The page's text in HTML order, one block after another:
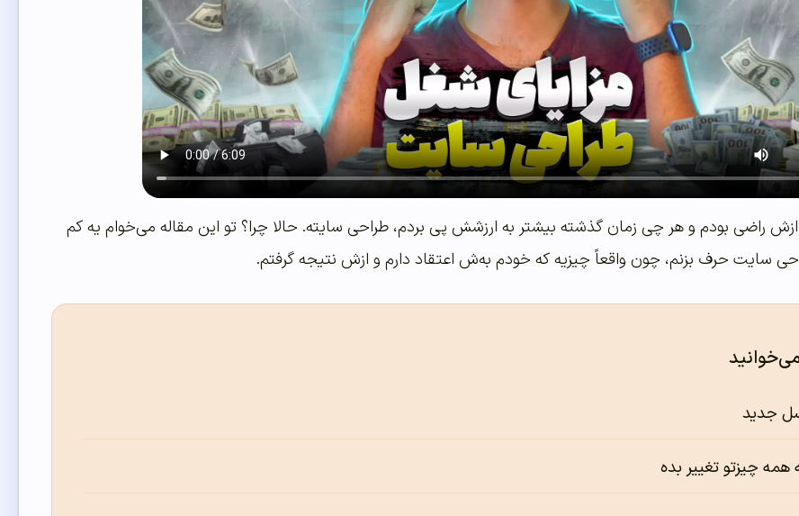
راضی بودم و هر چی زمان گذشته بیشتر به ارزشش پی بردم، طراحی سایته. حالا چرا؟ تو این مقاله می‌خوام یه کم
سایت حرف بزنم، چون واقعاً چیزیه که خودم به‌ش اعتقاد دارم و ازش نتیجه گرفتم.
جدید
چیزتو تغییر بده